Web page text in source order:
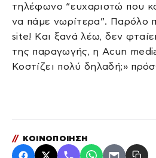
τηλέφωνο “ευχαριστώ που
να πάμε νωρίτερα”. Παρόλο
site! Και ξανά λέω, δεν
της παραγωγής, η Acun
Κοστίζει πολύ δηλαδή;»
// ΚΟΙΝΟΠΟΙΗΣΗ